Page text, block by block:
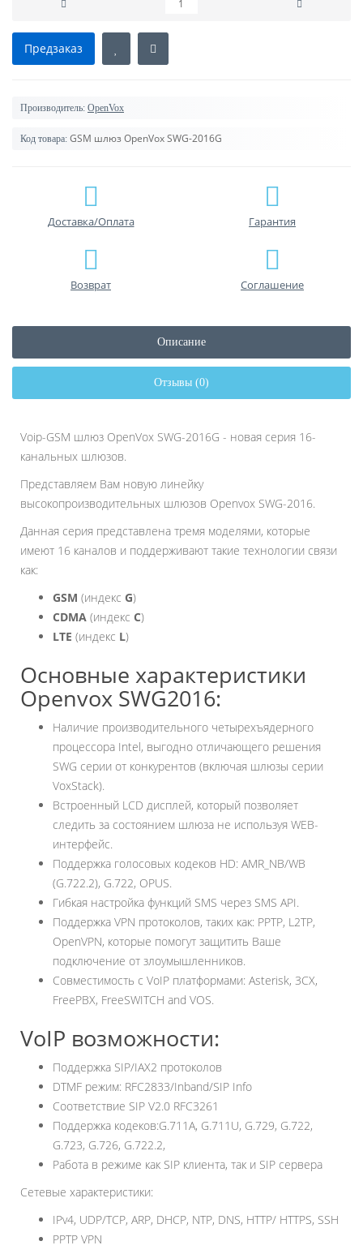
Предзаказ
Производитель: OpenVox
Код товара: GSM шлюз OpenVox SWG-2016G
Доставка/Оплата Гарантия
Возврат Соглашение
Описание
Отзывы (0)
Voip-GSM шлюз OpenVox SWG-2016G - новая серия 16-
канальных шлюзов.
Представляем Вам новую линейку
высокопроизводительных шлюзов Openvox SWG-2016.
Данная серия представлена тремя моделями, которые
имеют 16 каналов и поддерживают такие технологии связи
как:
GSM (индекс G)
CDMA (индекс C)
LTE (индекс L)
Основные характеристики
Openvox SWG2016:
Наличие производительного четырехъядерного
процессора Intel, выгодно отличающего решения
SWG серии от конкурентов (включая шлюзы серии
VoxStack).
Встроенный LCD дисплей, который позволяет
следить за состоянием шлюза не используя WEB-
интерфейс.
Поддержка голосовых кодеков HD: AMR_NB/WB
(G.722.2), G.722, OPUS.
Гибкая настройка функций SMS через SMS API.
Поддержка VPN протоколов, таких как: PPTP, L2TP,
OpenVPN, которые помогут защитить Ваше
подключение от злоумышленников.
Совместимость с VoIP платформами: Asterisk, 3CX,
FreePBX, FreeSWITCH and VOS.
VoIP возможности:
Поддержка SIP/IAX2 протоколов
DTMF режим: RFC2833/Inband/SIP Info
Соответствие SIP V2.0 RFC3261
Поддержка кодеков:G.711A, G.711U, G.729, G.722,
G.723, G.726, G.722.2,
Работа в режиме как SIP клиента, так и SIP сервера
Сетевые характеристики:
IPv4, UDP/TCP, ARP, DHCP, NTP, DNS, HTTP/ HTTPS, SSH
PPTP VPN